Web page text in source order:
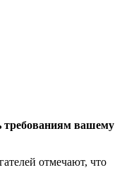
требованиям вашему
отмечают, что